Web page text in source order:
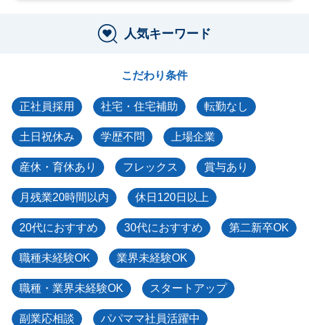
人気キーワード
こだわり条件
正社員採用 社宅・住宅補助 転勤なし
土日祝休み 学歴不問 上場企業
産休・育休あり フレックス 賞与あり
月残業20時間以内 休日120日以上
20代におすすめ 30代におすすめ 第二新卒OK
職種未経験OK 業界未経験OK
職種・業界未経験OK スタートアップ
副業応相談 パパママ社員活躍中